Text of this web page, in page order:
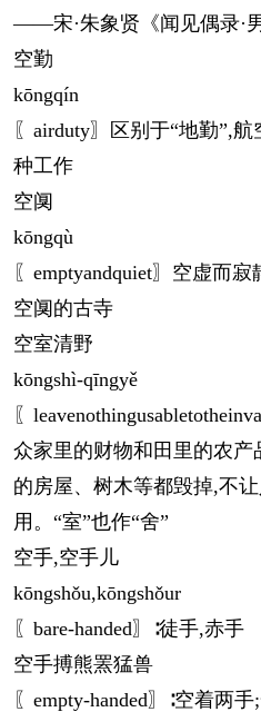
——宋·朱象贤《闻见偶录·
空勤
kōngqín
〖airduty〗区别于“地勤”,
种工作
空阒
kōngqù
〖emptyandquiet〗空虚而寂
空阒的古寺
空室清野
kōngshì-qīngyě
〖
众家里的财物和田里的农
的房屋、树木等都毁掉,不
用。“室”也作“舍”
空手,空手儿
kōngshǒu,kōngshǒur
〖bare-handed〗∶徒手,赤手
空手搏熊罴猛兽
〖empty-handed〗∶空着两